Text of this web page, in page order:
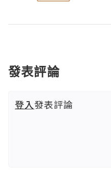
發表評論
登入發表評論